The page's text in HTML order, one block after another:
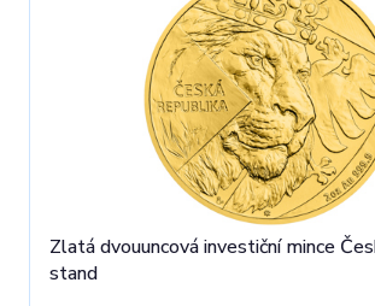
Zlatá dvouuncová investiční mince
stand